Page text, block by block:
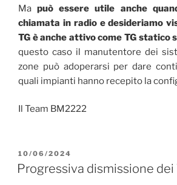
Mapuò essere utile anche
chiamata in radio e desideriamo
TG è anche attivo come TG statico
questo caso il manutentore dei
zone può adoperarsi per dare
quali impianti hanno recepito la
Il Team BM2222
PUBBLICATO
IL
10/06/2024
Progressiva dismissione dei